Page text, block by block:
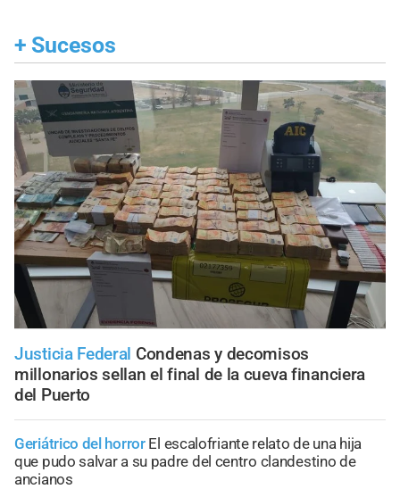
+ Sucesos
Justicia Federal Condenas y decomisos
millonarios sellan el final de la cueva financiera
del Puerto
Geriátrico del horror El escalofriante relato de una hija
que pudo salvar a su padre del centro clandestino de
ancianos